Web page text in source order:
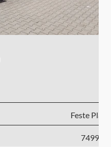
Feste
7499-